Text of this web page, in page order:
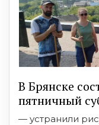
В Брянске
пятничный
— устранили